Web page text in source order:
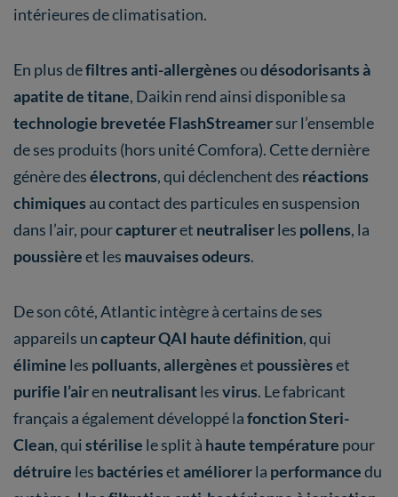
intérieures de climatisation.
En plus defiltres anti-allergènesoudésodorisants à
apatite de titane, Daikin rend ainsi disponible sa
technologie brevetée FlashStreamersur l’ensemble
de ses produits (hors unité Comfora). Cette dernière
génère desélectrons, qui déclenchent des réactions
chimiques au contact des particules en suspension
dans l’air, pourcaptureret neutraliserles pollens, la
poussièreet les mauvaises odeurs.
De son côté, Atlantic intègre à certains de ses
appareils uncapteur QAI haute définition, qui
élimine les polluants,allergèneset poussièreset
purifie l’airen neutralisantlesvirus. Le fabricant
français a également développé lafonction Steri-
Clean, quistérilise le split à haute température pour
détruire les bactériesetaméliorerla performancedu